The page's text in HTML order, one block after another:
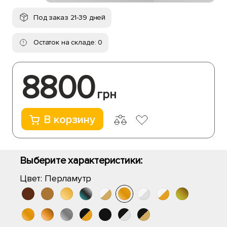
Под заказ 21-39 дней
Остаток на складе: 0
8800грн
В корзину
Выберите характеристики:
Цвет: Перламутр